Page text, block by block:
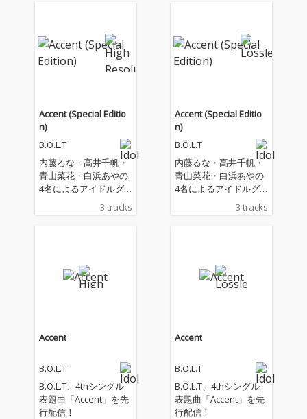
Accent (Special Editio
n)
B.O.L.T
内藤るな・高井千帆・
青山菜花・白浜あやの
4名によるアイドルグ
ループ、B.O.L.Tが4th S
INGLE「Accent」をリ
3 tracks
Accent (Special Editio
n)
B.O.L.T
内藤るな・高井千帆・
青山菜花・白浜あやの
4名によるアイドルグ
ループ、B.O.L.Tが4th S
INGLE「Accent」をリ
3 tracks
Accent
B.O.L.T
B.O.L.T、4thシングル
表題曲「Accent」を先
行配信！
Accent
B.O.L.T
B.O.L.T、4thシングル
表題曲「Accent」を先
行配信！